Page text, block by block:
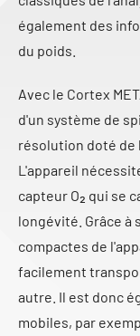
également des
du poids.
Avec le Cortex
d'un système de
résolution doté de
L'appareil
capteur O₂ qui se
longévité. Grâce à
compactes de
facilement
autre. Il est donc
mobiles, par